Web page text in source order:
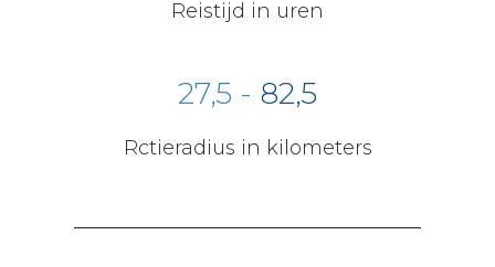
Reistijd in uren
27,5 - 82,5
Rctieradius in kilometers